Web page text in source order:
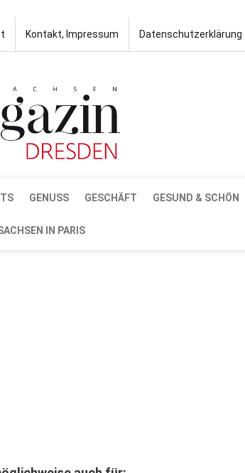
Kontakt, Impressum Datenschutzerklärung
GENUSS GESCHÄFT GESUND & SCHÖN
IN PARIS